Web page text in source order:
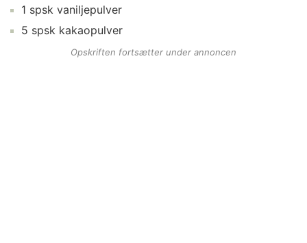
1 spsk vaniljepulver
5 spsk kakaopulver
Opskriften fortsætter under annoncen